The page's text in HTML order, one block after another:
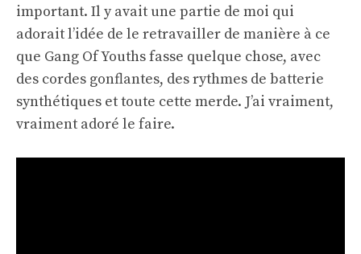
important. Il y avait une partie de moi qui
adorait l’idée de le retravailler de manière à ce
que Gang Of Youths fasse quelque chose, avec
des cordes gonflantes, des rythmes de batterie
synthétiques et toute cette merde. J’ai vraiment,
vraiment adoré le faire.